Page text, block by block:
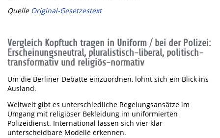
Quelle Original-Gesetzestext
Vergleich Kopftuch tragen in Uniform / bei der Polizei:
Erscheinungsneutral, pluralistisch-liberal, politisch-
transformativ und religiös-normativ
Um die Berliner Debatte einzuordnen, lohnt sich ein Blick ins
Ausland.
Weltweit gibt es unterschiedliche Regelungsansätze im
Umgang mit religiöser Bekleidung im uniformierten
Polizeidienst. International lassen sich vier klar
unterscheidbare Modelle erkennen.